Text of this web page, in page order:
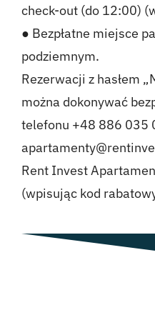
check-out (do 12:00)
● Bezpłatne miejsce
podziemnym.
Rezerwacji z hasłem
można dokonywać
telefonu +48 886 035
Rent Invest
(wpisując kod